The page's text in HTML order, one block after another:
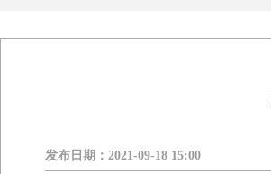
发布日期： 2021-09-18 15:00